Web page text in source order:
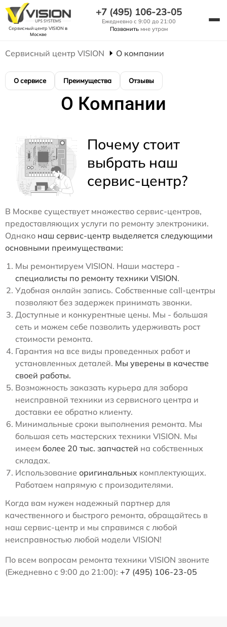
Сервисный центр VISION в
Москве
+7 (495) 106-23-05
Ежедневно с 9:00 до 21:00
Позвонить мне утром
Сервисный центр VISION О компании
О сервисе Преимущества Отзывы
О Компании
Почему стоит
выбрать наш
сервис-центр?
В Москве существует множество сервис-центров,
предоставляющих услуги по ремонту электроники.
Однако наш сервис-центр выделяется следующими
основными преимуществами:
Мы ремонтируем VISION. Наши мастера -
специалисты по ремонту техники VISION.
Удобная онлайн запись. Собственные call-центры
позволяют без задержек принимать звонки.
Доступные и конкурентные цены. Мы - большая
сеть и можем себе позволить удерживать рост
стоимости ремонта.
Гарантия на все виды проведенных работ и
установленных деталей. Мы уверены в качестве
своей работы.
Возможность заказать курьера для забора
неисправной техники из сервисного центра и
доставки ее обратно клиенту.
Минимальные сроки выполнения ремонта. Мы
большая сеть мастерских техники VISION. Мы
имеем более 20 тыс. запчастей на собственных
складах.
Использование оригинальных комплектующих.
Работаем напрямую с произодителями.
Когда вам нужен надежный партнер для
качественного и быстрого ремонта, обращайтесь в
наш сервис-центр и мы справимся с любой
неисправностью любой модели VISION!
По всем вопросам ремонта техники VISION звоните
(Ежедневно с 9:00 до 21:00): +7 (495) 106-23-05